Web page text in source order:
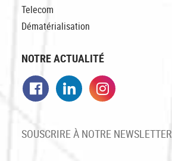
Telecom
Dématérialisation
NOTRE ACTUALITÉ
FacebookLinkedIn
SOUSCRIRE À NOTRE NEWSLETTER